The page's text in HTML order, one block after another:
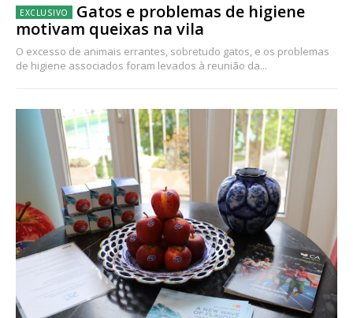
Gatos e problemas de higiene
motivam queixas na vila
O excesso de animais errantes, sobretudo gatos, e os problemas
de higiene associados foram levados à reunião da...